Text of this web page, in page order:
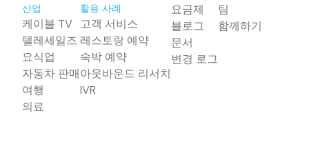
산업
케이블 TV
텔레세일즈
요식업
자동차 판매
여행
의료
활용 사례
고객 서비스
레스토랑 예약
숙박 예약
아웃바운드 리서치
IVR
요금제
블로그
문서
변경 로그
팀
함께하기